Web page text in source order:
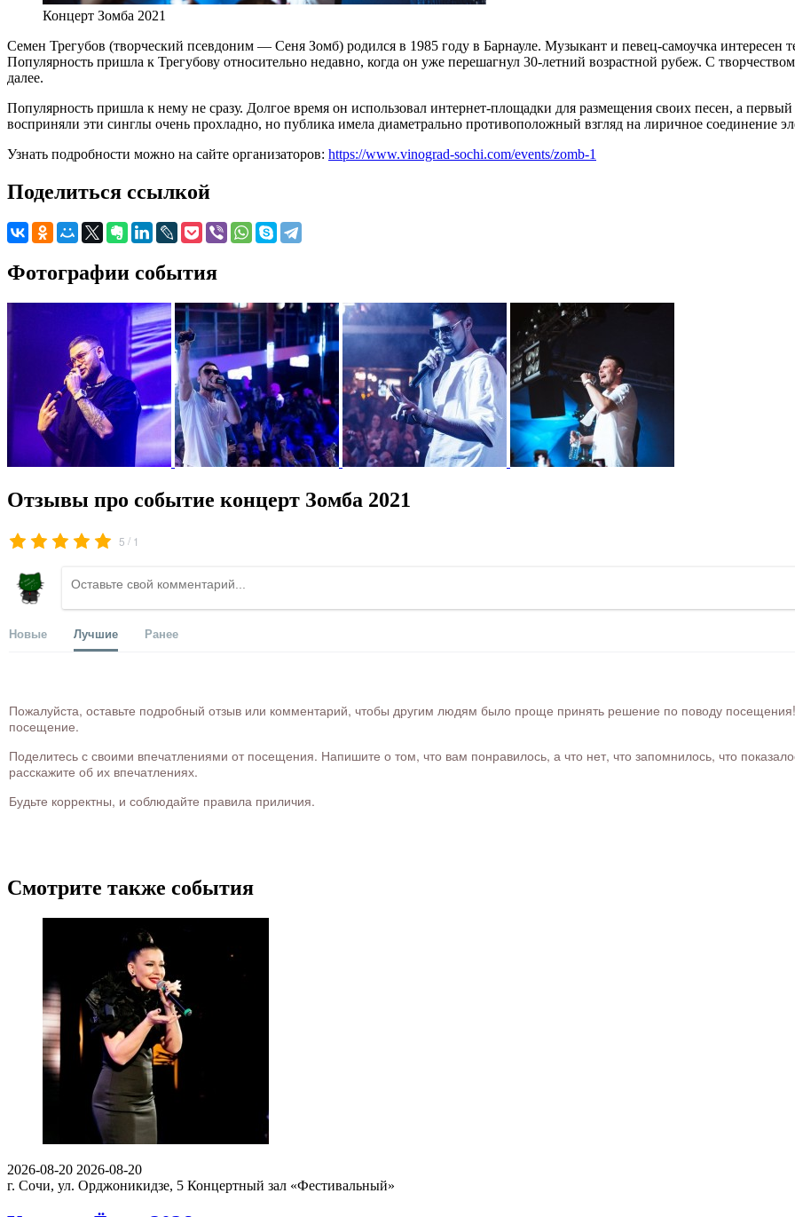
Концерт Зомба 2021
Семен Трегубов (творческий псевдоним — Сеня Зомб) родился в 1985 году в Барнауле. Музыкант и певец-самоучка интересен
Популярность пришла к Трегубову относительно недавно, когда он уже перешагнул 30-летний возрастной рубеж. С
далее.
Популярность пришла к нему не сразу. Долгое время он использовал интернет-площадки для размещения своих песен, а
восприняли эти синглы очень прохладно, но публика имела диаметрально противоположный взгляд на лиричное соединение
Узнать подробности можно на сайте организаторов: https://www.vinograd-sochi.com/events/zomb-1
Поделиться ссылкой
Фотографии события
Отзывы про событие концерт Зомба 2021
5 / 1
Новые Лучшие Ранее
Пожалуйста, оставьте подробный отзыв или комментарий, чтобы другим людям было проще принять решение по поводу посещения!
посещение.
Поделитесь с своими впечатлениями от посещения. Напишите о том, что вам понравилось, а что нет, что запомнилось, что
расскажите об их впечатлениях.
Будьте корректны, и соблюдайте правила приличия.
Смотрите также события
2026-08-20 2026-08-20
г. Сочи, ул. Орджоникидзе, 5 Концертный зал «Фестивальный»